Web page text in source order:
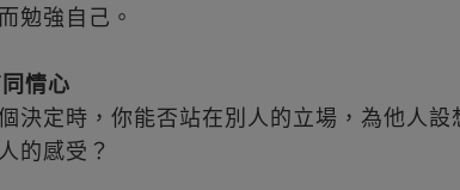
勉強自己。
情心
決定時，你能否站在別人的立場，為他人設
的感受？